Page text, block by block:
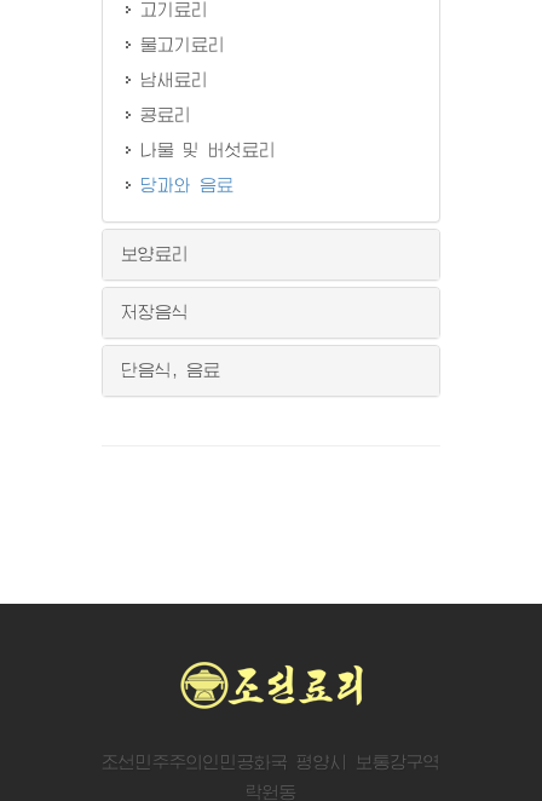
고기료리
물고기료리
남새료리
콩료리
나물 및 버섯료리
당과와 음료
보양료리
저장음식
단음식, 음료
조선민주주의인민공화국 평양시 보통강구역
락원동